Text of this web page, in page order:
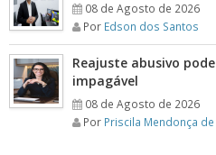
08 de Agosto de 2026
Por Edson dos Santos
Reajuste abusivo
impagável
08 de Agosto de 2026
Por Priscila Mendonça